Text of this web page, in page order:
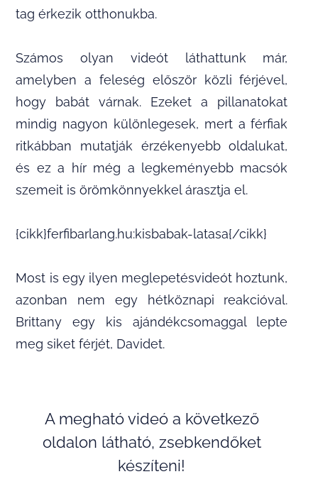
tag érkezik otthonukba.
Számos olyan videót láthattunk már,
amelyben a feleség először közli férjével,
hogy babát várnak. Ezeket a pillanatokat
mindig nagyon különlegesek, mert a férfiak
ritkábban mutatják érzékenyebb oldalukat,
és ez a hír még a legkeményebb macsók
szemeit is örömkönnyekkel árasztja el.
{cikk}ferfibarlang.hu:kisbabak-latasa{/cikk}
Most is egy ilyen meglepetésvideót hoztunk,
azonban nem egy hétköznapi reakcióval.
Brittany egy kis ajándékcsomaggal lepte
meg siket férjét, Davidet.
A megható videó a következő
oldalon látható, zsebkendőket
készíteni!